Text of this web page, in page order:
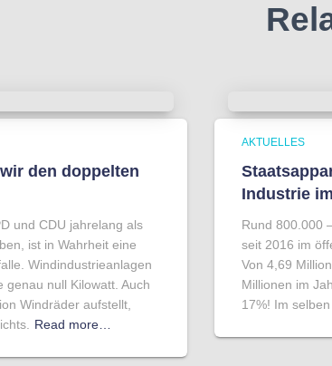
den doppelten
und CDU jahrelang als
ist in Wahrheit eine
Windindustrieanlagen
genau null Kilowatt. Auch
Windräder aufstellt,
Read more…
AKTUELLES
Industrie
Rund 800.000
seit 2016 im
Von 4,69
Millionen im
17%! Im